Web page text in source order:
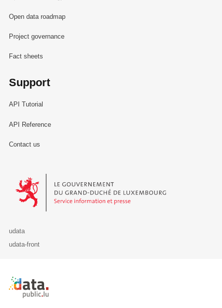
Open data roadmap
Project governance
Fact sheets
Support
API Tutorial
API Reference
Contact us
Le Gouvernement du Grand-Duché de Luxembourg - Service
udata
udata-front
Retour à l'accueil de data.public.lu